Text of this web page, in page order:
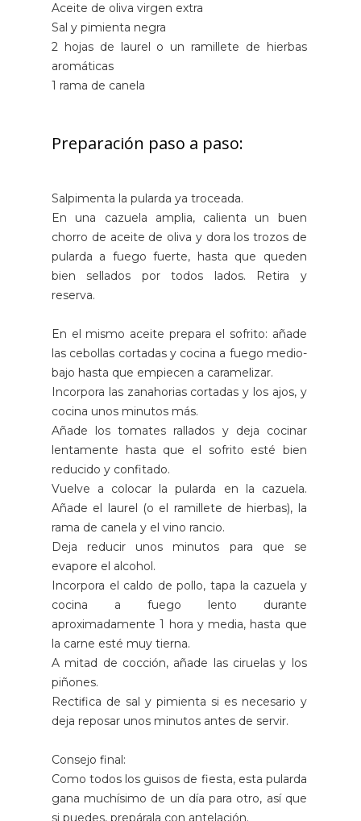
Aceite de oliva virgen extra
Sal y pimienta negra
2 hojas de laurel o un ramillete de hierbas
aromáticas
1 rama de canela
Preparación paso a paso:
Salpimenta la pularda ya troceada.
En una cazuela amplia, calienta un buen
chorro de aceite de oliva y dora los trozos de
pularda a fuego fuerte, hasta que queden
bien sellados por todos lados. Retira y
reserva.
En el mismo aceite prepara el sofrito: añade
las cebollas cortadas y cocina a fuego medio-
bajo hasta que empiecen a caramelizar.
Incorpora las zanahorias cortadas y los ajos, y
cocina unos minutos más.
Añade los tomates rallados y deja cocinar
lentamente hasta que el sofrito esté bien
reducido y confitado.
Vuelve a colocar la pularda en la cazuela.
Añade el laurel (o el ramillete de hierbas), la
rama de canela y el vino rancio.
Deja reducir unos minutos para que se
evapore el alcohol.
Incorpora el caldo de pollo, tapa la cazuela y
cocina a fuego lento durante
aproximadamente 1 hora y media, hasta que
la carne esté muy tierna.
A mitad de cocción, añade las ciruelas y los
piñones.
Rectifica de sal y pimienta si es necesario y
deja reposar unos minutos antes de servir.
Consejo final:
Como todos los guisos de fiesta, esta pularda
gana muchísimo de un día para otro, así que
si puedes, prepárala con antelación.